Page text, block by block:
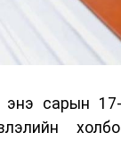
энэ сарын